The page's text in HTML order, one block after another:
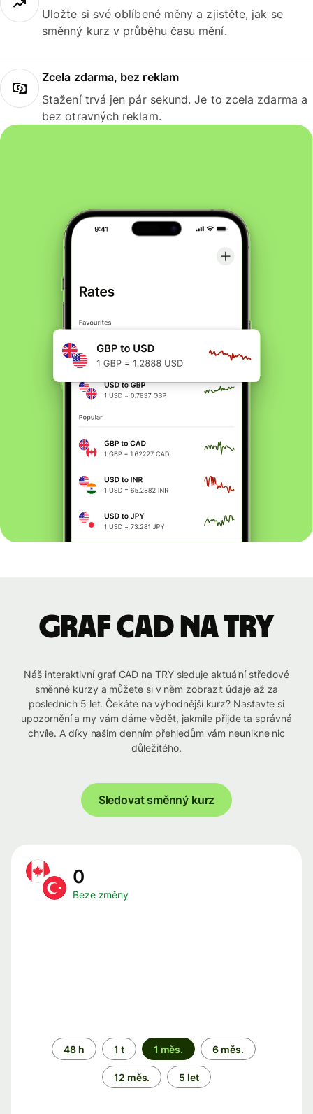
Uložte si své oblíbené měny a zjistěte, jak se
směnný kurz v průběhu času mění.
Zcela zdarma, bez reklam
Stažení trvá jen pár sekund. Je to zcela zdarma a
bez otravných reklam.
graf CAD na TRY
Náš interaktivní graf CAD na TRY sleduje aktuální středové
směnné kurzy a můžete si v něm zobrazit údaje až za
posledních 5 let. Čekáte na výhodnější kurz? Nastavte si
upozornění a my vám dáme vědět, jakmile přijde ta správná
chvíle. A díky našim denním přehledům vám neunikne nic
důležitého.
Sledovat směnný kurz
0
Beze změny
Časové
období
48 h 1 t 1 měs. 6 měs.
12 měs. 5 let